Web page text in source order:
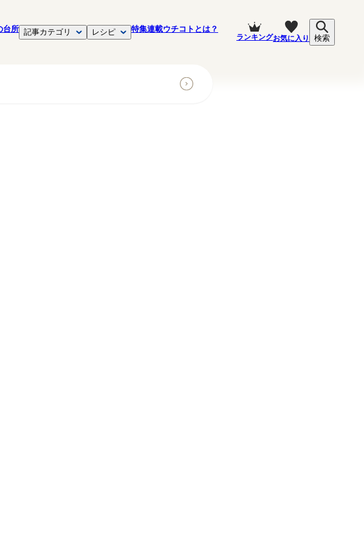
台所 記事カテゴリ レシピ 特集連載ウチコトとは？
ランキングお気に入り 検索